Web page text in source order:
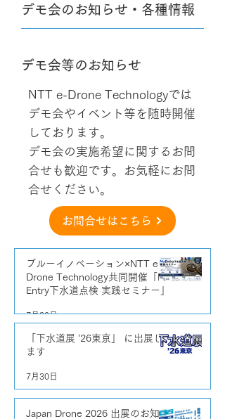
デモ会のお知らせ・各種情報
デモ会等のお知らせ
NTT e-Drone Technologyでは
デモ会やイベント等を随時開催
しております。
デモ会の実施希望に関するお問
合せも歓迎です。お気軽にお問
合せください。
お問合せはこちら
ブルーイノベーション×NTT e-
Drone Technology共同開催「No
Entry下水道点検 実践セミナー」
7月30日
「下水道展 ’26東京」 に出展し
ます
7月30日
Japan Drone 2026 出展のお知ら